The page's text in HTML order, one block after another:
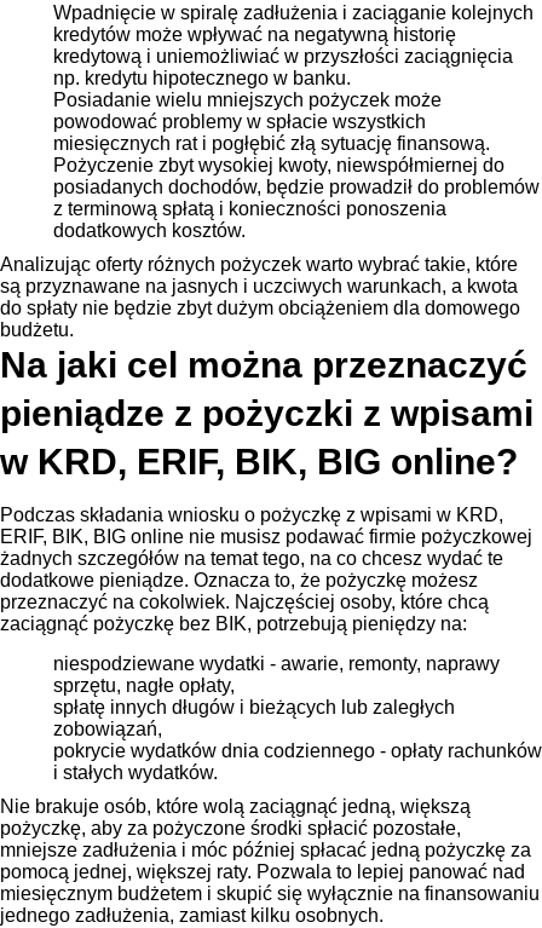
Wpadnięcie w spiralę zadłużenia i zaciąganie kolejnych
kredytów może wpływać na negatywną historię
kredytową i uniemożliwiać w przyszłości zaciągnięcia
np. kredytu hipotecznego w banku.
Posiadanie wielu mniejszych pożyczek może
powodować problemy w spłacie wszystkich
miesięcznych rat i pogłębić złą sytuację finansową.
Pożyczenie zbyt wysokiej kwoty, niewspółmiernej do
posiadanych dochodów, będzie prowadził do problemów
z terminową spłatą i konieczności ponoszenia
dodatkowych kosztów.
Analizując oferty różnych pożyczek warto wybrać takie, które
są przyznawane na jasnych i uczciwych warunkach, a kwota
do spłaty nie będzie zbyt dużym obciążeniem dla domowego
budżetu.
Na jaki cel można przeznaczyć
pieniądze z pożyczki z wpisami
w KRD, ERIF, BIK, BIG online?
Podczas składania wniosku o pożyczkę z wpisami w KRD,
ERIF, BIK, BIG online nie musisz podawać firmie pożyczkowej
żadnych szczegółów na temat tego, na co chcesz wydać te
dodatkowe pieniądze. Oznacza to, że pożyczkę możesz
przeznaczyć na cokolwiek. Najczęściej osoby, które chcą
zaciągnąć pożyczkę bez BIK, potrzebują pieniędzy na:
niespodziewane wydatki - awarie, remonty, naprawy
sprzętu, nagłe opłaty,
spłatę innych długów i bieżących lub zaległych
zobowiązań,
pokrycie wydatków dnia codziennego - opłaty rachunków
i stałych wydatków.
Nie brakuje osób, które wolą zaciągnąć jedną, większą
pożyczkę, aby za pożyczone środki spłacić pozostałe,
mniejsze zadłużenia i móc później spłacać jedną pożyczkę za
pomocą jednej, większej raty. Pozwala to lepiej panować nad
miesięcznym budżetem i skupić się wyłącznie na finansowaniu
jednego zadłużenia, zamiast kilku osobnych.